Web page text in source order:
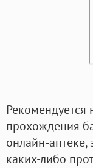
Рекомендуется
прохождения
онлайн-аптеке,
каких-либо